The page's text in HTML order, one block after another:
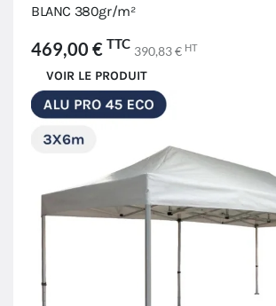
BLANC 380gr/m²
469,00 € TTC 390,83 € HT
VOIR LE PRODUIT